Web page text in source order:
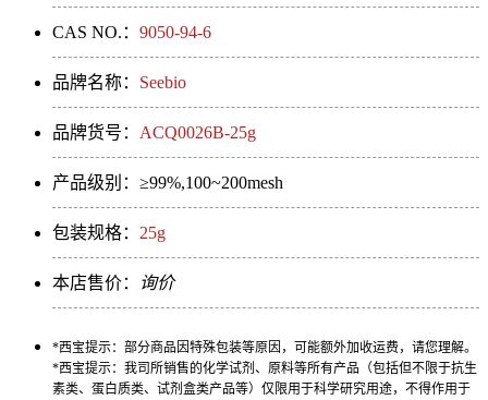
CAS NO.： 9050-94-6
品牌名称： Seebio
品牌货号： ACQ0026B-25g
产品级别：≥99%,100~200mesh
包装规格： 25g
本店售价： 询价
*西宝提示：部分商品因特殊包装等原因，可能额外加收运费，请您理解。
*西宝提示：我司所销售的化学试剂、原料等所有产品（包括但不限于抗生
素类、蛋白质类、试剂盒类产品等）仅限用于科学研究用途，不得作用于